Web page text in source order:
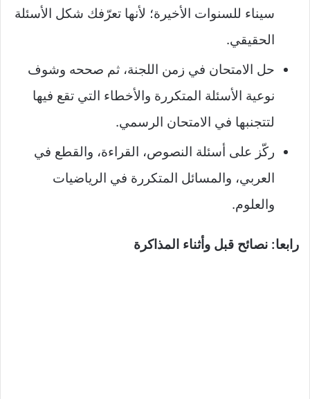
سيناء للسنوات الأخيرة؛ لأنها تعرّفك شكل الأسئلة
الحقيقي.
حل الامتحان في زمن اللجنة، ثم صححه وشوف
نوعية الأسئلة المتكررة والأخطاء التي تقع فيها
لتتجنبها في الامتحان الرسمي.
ركّز على أسئلة النصوص، القراءة، والقطع في
العربي، والمسائل المتكررة في الرياضيات
والعلوم.
رابعا: نصائح قبل وأثناء المذاكرة